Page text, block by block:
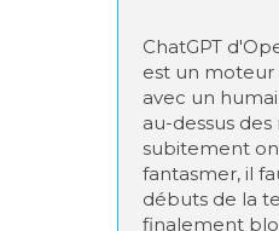
ChatGPT
est un moteur
avec un
au-dessus
subitement
fantasmer, il
débuts de la
finalement